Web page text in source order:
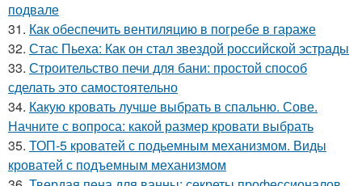
подвале
31. Как обеспечить вентиляцию в погребе в гараже
32. Стас Пьеха: Как он стал звездой российской эстрады
33. Строительство печи для бани: простой способ
сделать это самостоятельно
34. Какую кровать лучше выбрать в спальню. Сове.
Начните с вопроса: какой размер кровати выбрать
35. ТОП-5 кроватей с подьемным механизмом. Виды
кроватей с подъемным механизмом